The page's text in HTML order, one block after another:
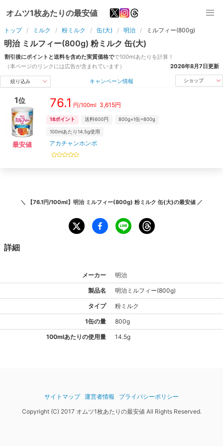
オムツ1枚あたりの最安値
トップ ミルク 粉ミルク 缶(大) 明治 ミルフィー(800g)
明治 ミルフィー(800g) 粉ミルク 缶(大)
割引後にポイントと送料を含めた実質価格でで100mlあたりを計算！
（本ページのリンクには広告が含まれています）
2026年8月7日更新
絞り込み キャンペーン情報 ショップ
1位
最安値
76.1 円/100ml 3,615円
18ポイント 送料600円 800g×1缶=800g
100mlあたり14.5g使用
アカチャンホンポ
＼ 【76.1円/100ml】明治 ミルフィー(800g) 粉ミルク 缶(大)の最安値 ／
詳細
メーカー 明治
製品名 明治 ミルフィー(800g)
タイプ 粉ミルク
1缶の量 800g
100mlあたりの使用量 14.5g
サイトマップ 運営者情報
プライバシーポリシー
Copyright (C) 2017 オムツ1枚あたりの最安値 All Rights Reserved.